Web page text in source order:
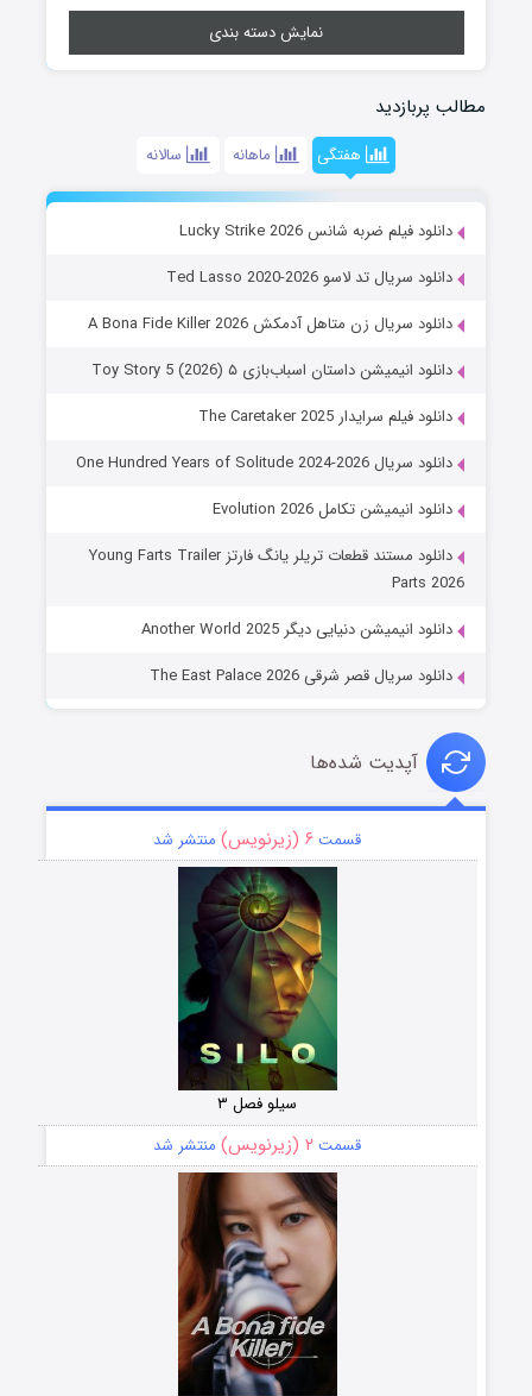
نمایش دسته بندی
مطالب پربازدید
هفتگی ماهانه سالانه
دانلود فیلم ضربه شانس Lucky Strike 2026
دانلود سریال تد لاسو Ted Lasso 2020-2026
دانلود سریال زن متاهل آدمکش A Bona Fide Killer 2026
دانلود انیمیشن داستان اسباب‌بازی ۵ Toy Story 5 (2026)
دانلود فیلم سرایدار The Caretaker 2025
دانلود سریال One Hundred Years of Solitude 2024-2026
دانلود انیمیشن تکامل Evolution 2026
دانلود مستند قطعات تریلر یانگ فارتز Young Farts Trailer
Parts 2026
دانلود انیمیشن دنیایی دیگر Another World 2025
دانلود سریال قصر شرقی The East Palace 2026
آپدیت شده‌ها
قسمت ۶ (زیرنویس) منتشر شد
سیلو فصل ۳
قسمت ۲ (زیرنویس) منتشر شد